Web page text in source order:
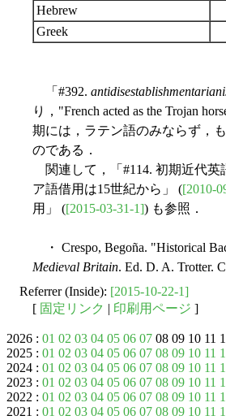
Hebrew
Greek
「#392.
り，"French acted as the Trojan
期には，ラテン語のみならず，
のである．
関連して，「#114. 初期近代英
ア語借用は15世紀から」 ([2010-
用」 ([2015-03-31-1]) も参照．
・ Crespo, Begoña. "Historical
Medieval Britain. Ed. D. A. Trotter.
Referrer (Inside): [2015-10-22-1]
[ 固定リンク | 印刷用ページ ]
2026 : 01 02 03 04 05 06 07 08 09 10 11
2025 : 01 02 03 04 05 06 07 08 09 10 11
2024 : 01 02 03 04 05 06 07 08 09 10 11
2023 : 01 02 03 04 05 06 07 08 09 10 11
2022 : 01 02 03 04 05 06 07 08 09 10 11
2021 : 01 02 03 04 05 06 07 08 09 10 11